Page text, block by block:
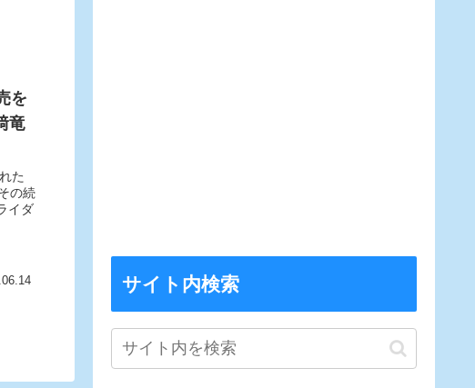
を
竜
た
の続
イダ
サイト内検索